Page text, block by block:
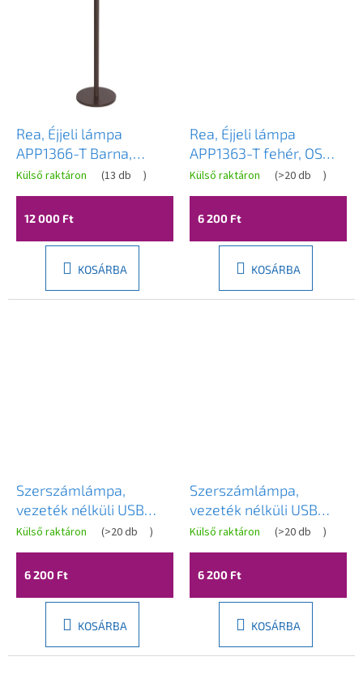
Rea, Éjjeli lámpa
APP1366-T Barna,
OSW-08329
Külső raktáron (13 db )
12 000 Ft
KOSÁRBA
Rea, Éjjeli lámpa
APP1363-T fehér, OSW-
08626
Külső raktáron (>20 db )
6 200 Ft
KOSÁRBA
Szerszámlámpa,
vezeték nélküli USB
éjszakai lámpa
APP1359-T, barna,
OSW-08622
Külső raktáron (>20 db )
6 200 Ft
KOSÁRBA
Szerszámlámpa,
vezeték nélküli USB
éjszakai lámpa
APP1362-T, szürke
matt, OSW-08625
Külső raktáron (>20 db )
6 200 Ft
KOSÁRBA